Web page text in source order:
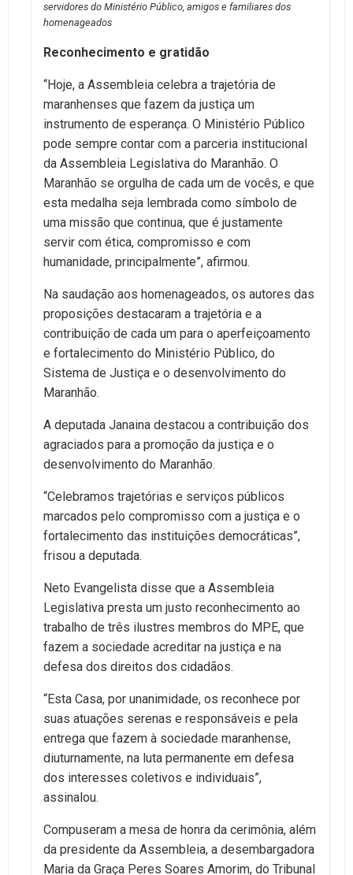
servidores do Ministério Público, amigos e familiares dos
homenageados
Reconhecimento e gratidão
“Hoje, a Assembleia celebra a trajetória de
maranhenses que fazem da justiça um
instrumento de esperança. O Ministério Público
pode sempre contar com a parceria institucional
da Assembleia Legislativa do Maranhão. O
Maranhão se orgulha de cada um de vocês, e que
esta medalha seja lembrada como símbolo de
uma missão que continua, que é justamente
servir com ética, compromisso e com
humanidade, principalmente”, afirmou.
Na saudação aos homenageados, os autores das
proposições destacaram a trajetória e a
contribuição de cada um para o aperfeiçoamento
e fortalecimento do Ministério Público, do
Sistema de Justiça e o desenvolvimento do
Maranhão.
A deputada Janaina destacou a contribuição dos
agraciados para a promoção da justiça e o
desenvolvimento do Maranhão.
“Celebramos trajetórias e serviços públicos
marcados pelo compromisso com a justiça e o
fortalecimento das instituições democráticas”,
frisou a deputada.
Neto Evangelista disse que a Assembleia
Legislativa presta um justo reconhecimento ao
trabalho de três ilustres membros do MPE, que
fazem a sociedade acreditar na justiça e na
defesa dos direitos dos cidadãos.
“Esta Casa, por unanimidade, os reconhece por
suas atuações serenas e responsáveis e pela
entrega que fazem à sociedade maranhense,
diuturnamente, na luta permanente em defesa
dos interesses coletivos e individuais”,
assinalou.
Compuseram a mesa de honra da cerimônia, além
da presidente da Assembleia, a desembargadora
Maria da Graça Peres Soares Amorim, do Tribunal